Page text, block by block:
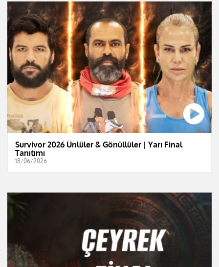
Survivor 2026 Ünlüler & Gönüllüler | Yarı Final
Tanıtımı
18/06/2026